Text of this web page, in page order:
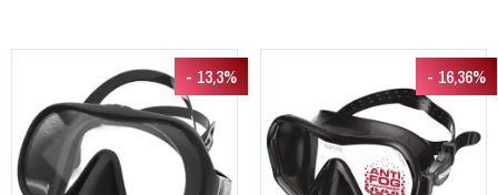
- 13,3% - 16,36%